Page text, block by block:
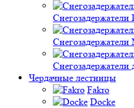
Снегозадержатели
Чердачные лестницы
Fakro
Docke